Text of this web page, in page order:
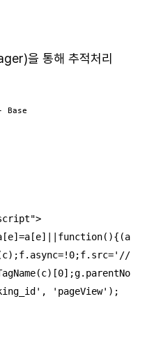
을 통해 추적처리
Base
'pageView');